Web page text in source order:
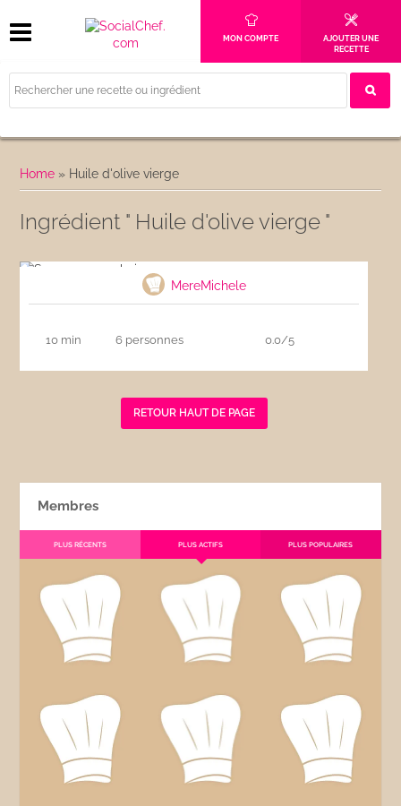
MON COMPTE
AJOUTER UNE
RECETTE
Home » Huile d'olive vierge
Ingrédient " Huile d'olive vierge "
MereMichele
10 min 6 personnes 0.0/5
RETOUR HAUT DE PAGE
Membres
PLUS RÉCENTS PLUS ACTIFS PLUS POPULAIRES